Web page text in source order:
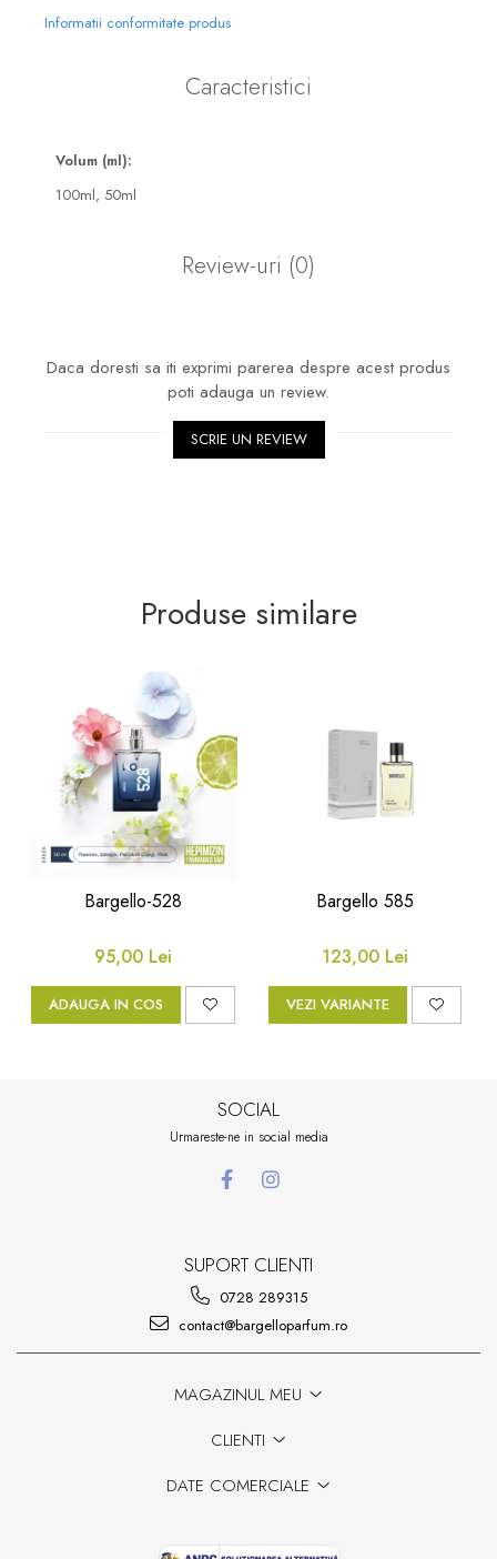
Informatii conformitate produs
Caracteristici
Volum (ml):
100ml, 50ml
Review-uri (0)
Daca doresti sa iti exprimi parerea despre acest produs
poti adauga un review.
SCRIE UN REVIEW
Produse similare
Bargello-528
95,00 Lei
ADAUGA IN COS
Bargello 585
123,00 Lei
VEZI VARIANTE
SOCIAL
Urmareste-ne in social media
SUPORT CLIENTI
0728 289315
contact@bargelloparfum.ro
MAGAZINUL MEU
CLIENTI
DATE COMERCIALE